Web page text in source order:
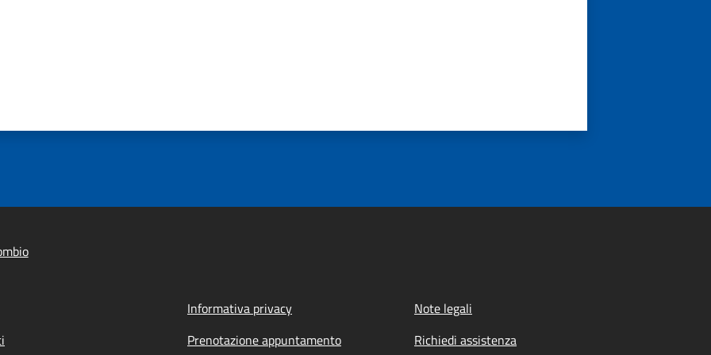
Informativa privacy
Note legali
Prenotazione appuntamento Richiedi assistenza